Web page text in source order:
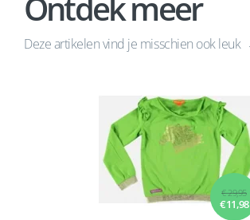
€ 29,95
€ 11,98
Deze artikelen vind je misschien ook leuk